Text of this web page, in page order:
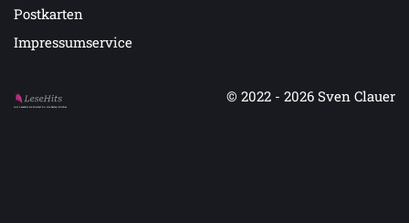
Postkarten
Impressumservice
Auf LeseHits.de findest Du die besten Bücher.
© 2022 - 2026 Sven Clauer